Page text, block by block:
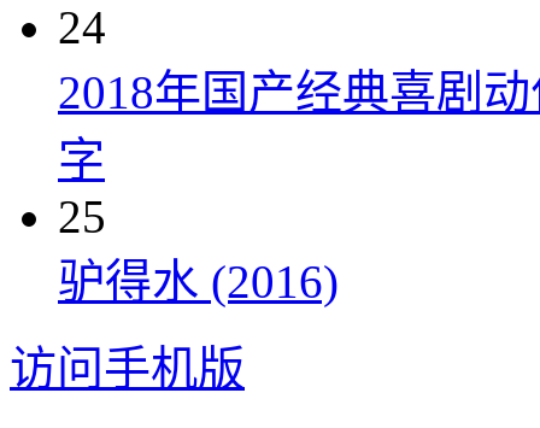
24
2018年国产经典喜剧
字
25
驴得水 (2016)
访问手机版